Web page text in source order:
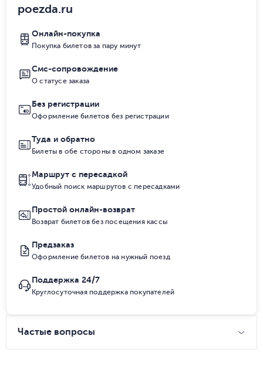
poezda.ru
Онлайн-покупка
Покупка билетов за пару минут
Смс-сопровождение
О статусе заказа
Без регистрации
Оформление билетов без регистрации
Туда и обратно
Билеты в обе стороны в одном заказе
Маршрут с пересадкой
Удобный поиск маршрутов с пересадками
Простой онлайн-возврат
Возврат билетов без посещения кассы
Предзаказ
Оформление билетов на нужный поезд
Поддержка 24/7
Круглосуточная поддержка покупателей
Частые вопросы